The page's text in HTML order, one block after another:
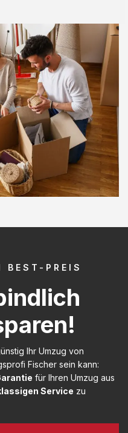
BEST-PREIS
Ihr Umzug von
Fischer sein kann:
für Ihren Umzug aus
Service zu